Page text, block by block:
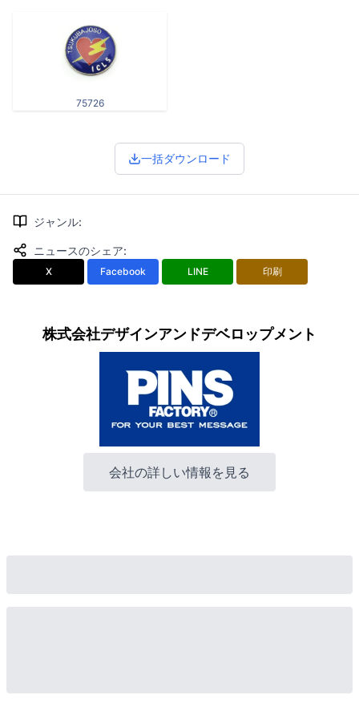
75726
一括ダウンロード
ジャンル:
ニュースのシェア:
X Facebook LINE 印刷
株式会社デザインアンドデベロップメント
会社の詳しい情報を見る